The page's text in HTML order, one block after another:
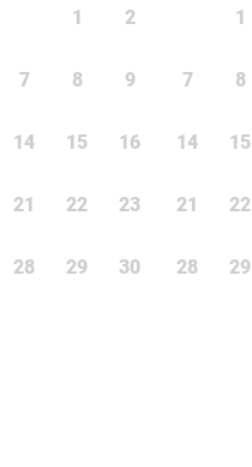
1 2
7 8 9
14 15 16
21 22 23
28 29 30
1
7 8
14 15
21 22
28 29